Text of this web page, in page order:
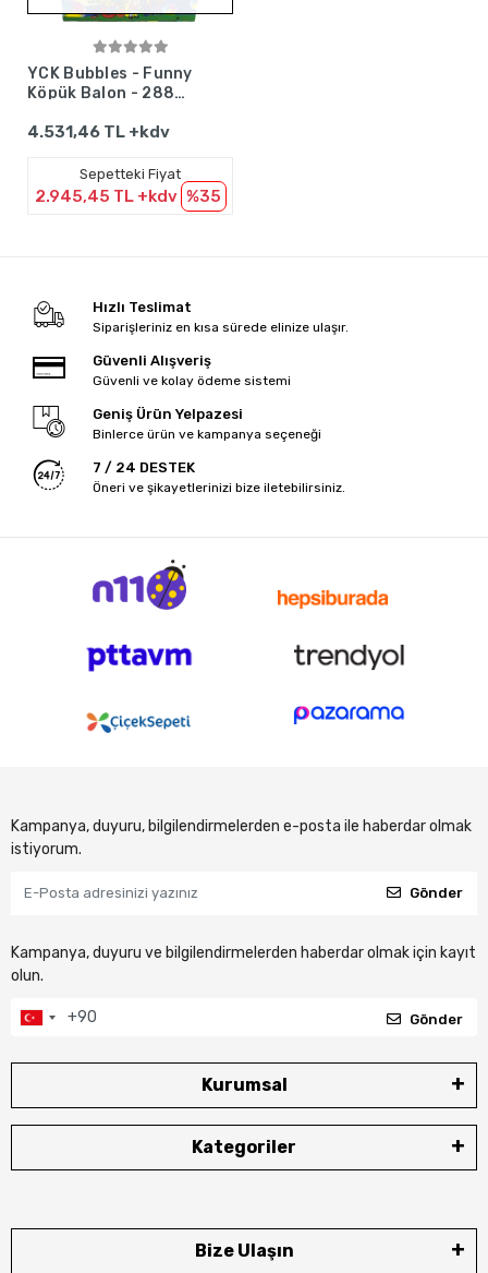
YCK Bubbles - Funny
Köpük Balon - 288
4.531,46 TL +kdv
Sepetteki Fiyat
2.945,45 TL +kdv %35
Hızlı Teslimat
Siparişleriniz en kısa sürede elinize ulaşır.
Güvenli Alışveriş
Güvenli ve kolay ödeme sistemi
Geniş Ürün Yelpazesi
Binlerce ürün ve kampanya seçeneği
7 / 24 DESTEK
Öneri ve şikayetlerinizi bize iletebilirsiniz.
Kampanya, duyuru, bilgilendirmelerden e-posta ile haberdar olmak
istiyorum.
Gönder
Kampanya, duyuru ve bilgilendirmelerden haberdar olmak için kayıt
olun.
Gönder
Kurumsal
Kategoriler
Bize Ulaşın